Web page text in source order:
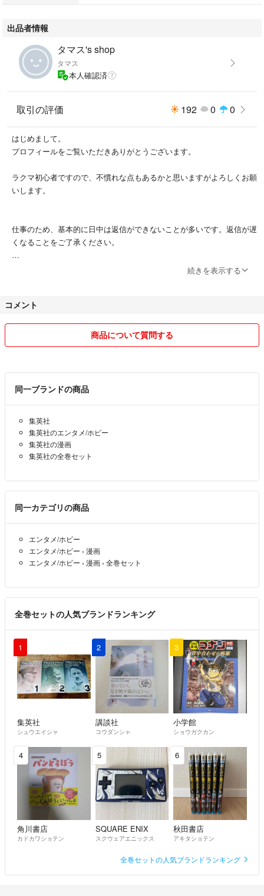
出品者情報
タマス's shop
タマス
本人確認済
取引の評価 192 0 0
はじめまして。
プロフィールをご覧いただきありがとうございます。
ラクマ初心者ですので、不慣れな点もあるかと思いますがよろしくお願
いします。
仕事のため、基本的に日中は返信ができないことが多いです。返信が遅
くなることをご了承ください。
発送日の指定は承りませんが、なるべく早く発送するよう心がけます。
続きを表示する
コメント
商品について質問する
同一ブランドの商品
集英社
集英社のエンタメ/ホビー
集英社の漫画
集英社の全巻セット
同一カテゴリの商品
エンタメ/ホビー
エンタメ/ホビー › 漫画
エンタメ/ホビー › 漫画 › 全巻セット
全巻セットの人気ブランドランキング
1
集英社
シュウエイシャ
2
講談社
コウダンシャ
3
小学館
ショウガクカン
4
角川書店
カドカワショテン
5
SQUARE ENIX
スクウェアエニックス
6
秋田書店
アキタショテン
全巻セットの人気ブランドランキング